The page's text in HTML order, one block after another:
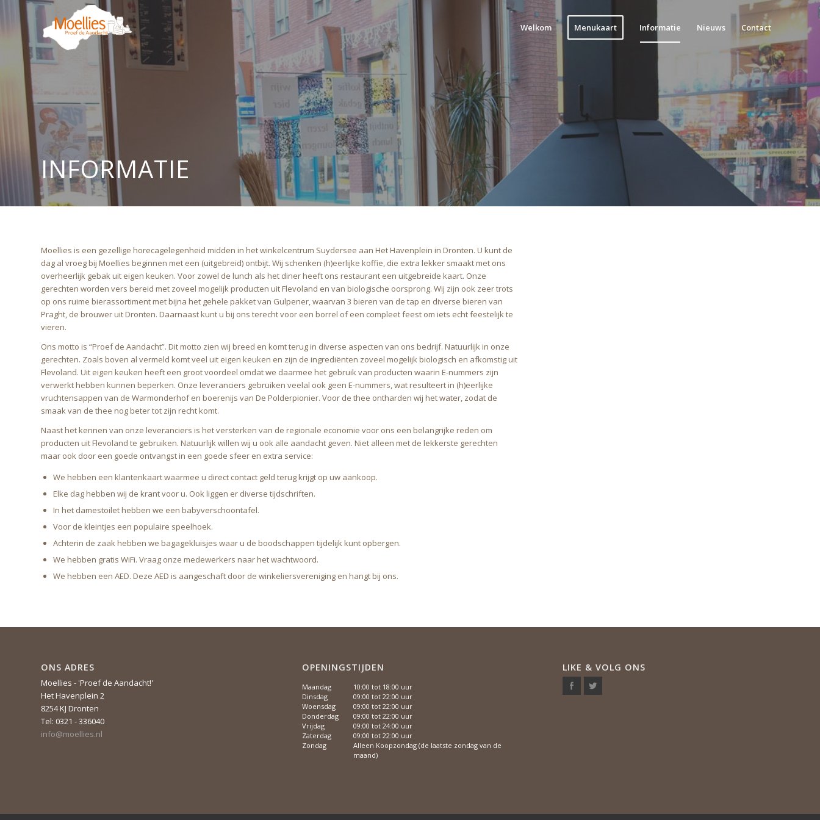
Welkom Menukaart Informatie Nieuws Contact
INFORMATIE
Moellies is een gezellige horecagelegenheid midden in het winkelcentrum Suydersee aan Het Havenplein in Dronten. U kunt de
dag al vroeg bij Moellies beginnen met een (uitgebreid) ontbijt. Wij schenken (h)eerlijke koffie, die extra lekker smaakt met ons
overheerlijk gebak uit eigen keuken. Voor zowel de lunch als het diner heeft ons restaurant een uitgebreide kaart. Onze
gerechten worden vers bereid met zoveel mogelijk producten uit Flevoland en van biologische oorsprong. Wij zijn ook zeer trots
op ons ruime bierassortiment met bijna het gehele pakket van Gulpener, waarvan 3 bieren van de tap en diverse bieren van
Praght, de brouwer uit Dronten. Daarnaast kunt u bij ons terecht voor een borrel of een compleet feest om iets echt feestelijk te
vieren.
Ons motto is “Proef de Aandacht”. Dit motto zien wij breed en komt terug in diverse aspecten van ons bedrijf. Natuurlijk in onze
gerechten. Zoals boven al vermeld komt veel uit eigen keuken en zijn de ingrediënten zoveel mogelijk biologisch en afkomstig uit
Flevoland. Uit eigen keuken heeft een groot voordeel omdat we daarmee het gebruik van producten waarin E-nummers zijn
verwerkt hebben kunnen beperken. Onze leveranciers gebruiken veelal ook geen E-nummers, wat resulteert in (h)eerlijke
vruchtensappen van de Warmonderhof en boerenijs van De Polderpionier. Voor de thee ontharden wij het water, zodat de
smaak van de thee nog beter tot zijn recht komt.
Naast het kennen van onze leveranciers is het versterken van de regionale economie voor ons een belangrijke reden om
producten uit Flevoland te gebruiken. Natuurlijk willen wij u ook alle aandacht geven. Niet alleen met de lekkerste gerechten
maar ook door een goede ontvangst in een goede sfeer en extra service:
We hebben een klantenkaart waarmee u direct contact geld terug krijgt op uw aankoop.
Elke dag hebben wij de krant voor u. Ook liggen er diverse tijdschriften.
In het damestoilet hebben we een babyverschoontafel.
Voor de kleintjes een populaire speelhoek.
Achterin de zaak hebben we bagagekluisjes waar u de boodschappen tijdelijk kunt opbergen.
We hebben gratis WiFi. Vraag onze medewerkers naar het wachtwoord.
We hebben een AED. Deze AED is aangeschaft door de winkeliersvereniging en hangt bij ons.
ONS ADRES
Moellies - 'Proef de Aandacht!'
Het Havenplein 2
8254 KJ Dronten
Tel: 0321 - 336040
info@moellies.nl
OPENINGSTIJDEN
Maandag
Dinsdag
Woensdag
Donderdag
Vrijdag
Zaterdag
Zondag
10:00 tot 18:00 uur
09:00 tot 22:00 uur
09:00 tot 22:00 uur
09:00 tot 22:00 uur
09:00 tot 24:00 uur
09:00 tot 22:00 uur
Alleen Koopzondag (de laatste zondag van de
maand)
LIKE & VOLG ONS